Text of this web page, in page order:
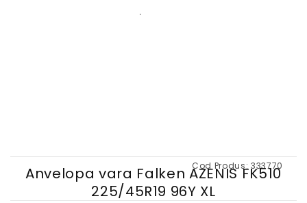
Cod Produs:333770
Anvelopa vara Falken AZENIS FK510
225/45R19 96Y XL